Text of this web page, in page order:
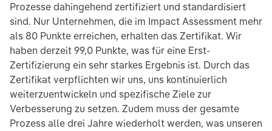
Prozesse dahingehend zertifiziert und standardisiert
sind. Nur Unternehmen, die im Impact Assessment mehr
als 80 Punkte erreichen, erhalten das Zertifikat. Wir
haben derzeit 99,0 Punkte, was für eine Erst-
Zertifizierung ein sehr starkes Ergebnis ist. Durch das
Zertifikat verpflichten wir uns, uns kontinuierlich
weiterzuentwickeln und spezifische Ziele zur
Verbesserung zu setzen. Zudem muss der gesamte
Prozess alle drei Jahre wiederholt werden, was unseren